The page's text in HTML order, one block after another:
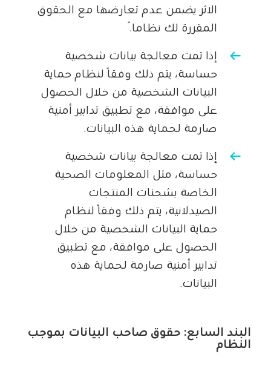
الاثر يضمن عدم تعارضها مع الحقوق
المقررة لك نظاماً.
إذا تمت معالجة بيانات شخصية
حساسة، يتم ذلك وفقًا لنظام حماية
البيانات الشخصية من خلال الحصول
على موافقة، مع تطبيق تدابير أمنية
صارمة لحماية هذه البيانات.
إذا تمت معالجة بيانات شخصية
حساسة، مثل المعلومات الصحية
الخاصة بشحنات المنتجات
الصيدلانية، يتم ذلك وفقًا لنظام
حماية البيانات الشخصية من خلال
الحصول على موافقة، مع تطبيق
تدابير أمنية صارمة لحماية هذه
البيانات.
البند السابع: حقوق صاحب البيانات بموجب
النظام